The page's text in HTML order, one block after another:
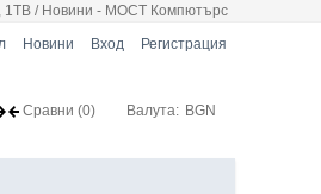
1TB / Новини - МОСТ Компютърс
Новини Вход Регистрация
Валута: BGN
Сравни (0)